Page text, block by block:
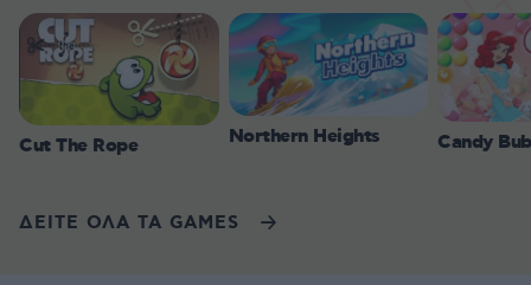
Cut The Rope Northern Heights Candy
ΔΕΙΤΕ ΟΛΑ ΤΑ GAMES